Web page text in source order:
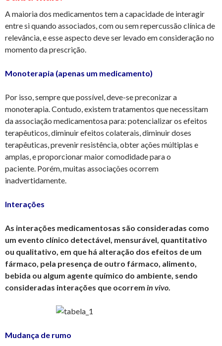
A maioria dos medicamentos tem a capacidade de interagir
entre si quando associados, com ou sem repercussão clínica de
relevância, e esse aspecto deve ser levado em consideração no
momento da prescrição.
Monoterapia (apenas um medicamento)
Por isso, sempre que possível, deve-se preconizar a
monoterapia. Contudo, existem tratamentos que necessitam
da associação medicamentosa para: potencializar os efeitos
terapêuticos, diminuir efeitos colaterais, diminuir doses
terapêuticas, prevenir resistência, obter ações múltiplas e
amplas, e proporcionar maior comodidade para o
paciente. Porém, muitas associações ocorrem
inadvertidamente.
Interações
As interações medicamentosas são consideradas como
um evento clínico detectável, mensurável, quantitativo
ou qualitativo, em que há alteração dos efeitos de um
fármaco, pela presença de outro fármaco, alimento,
bebida ou algum agente químico do ambiente, sendo
consideradas interações que ocorrem in vivo
Mudança de rumo